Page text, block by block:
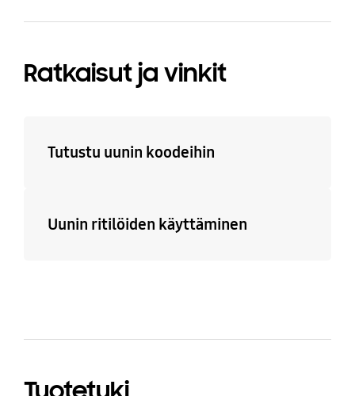
Ratkaisut ja vinkit
Tutustu uunin koodeihin
Uunin ritilöiden käyttäminen